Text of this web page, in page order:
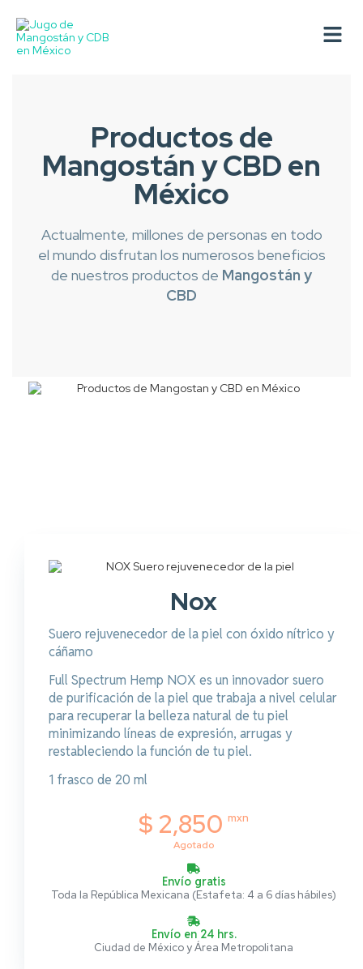
Productos de
Mangostán y CBD en
México
Actualmente, millones de personas en todo
el mundo disfrutan los numerosos beneficios
de nuestros productos de Mangostán y
CBD
Nox
Suero rejuvenecedor de la piel con óxido nítrico y
cáñamo
Full Spectrum Hemp NOX es un innovador suero
de purificación de la piel que trabaja a nivel celular
para recuperar la belleza natural de tu piel
minimizando líneas de expresión, arrugas y
restableciendo la función de tu piel.
1 frasco de 20 ml
$ 2,850 mxn
Agotado
Envío gratis
Toda la República Mexicana (Estafeta: 4 a 6 días hábiles)
Envío en 24 hrs.
Ciudad de México y Área Metropolitana